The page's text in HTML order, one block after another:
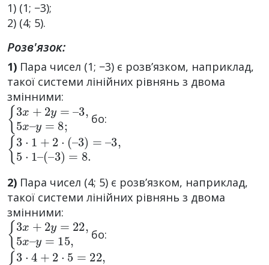
1) (1; −3);
2) (4; 5).
Розв'язок:
1) Пара чисел (1; −3) є розв’язком, наприклад,
такої системи лінійних рівнянь з двома
змінними:
{3x+ 2y=–
3,5x –y =8 бо:
{3· 1 + 2·( –3 =–3 5· 1–
–3 ) = 8.
2) Пара чисел (4; 5) є розв’язком, наприклад,
такої системи лінійних рівнянь з двома
змінними:
{3x+ 2y=22, 5x–
y=15, бо:
{3· 4 +2·5= 22 ,5· 4–
5=15.